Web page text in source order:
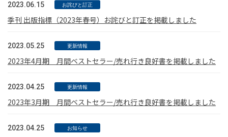
2023.06.15 お詫びと訂正
季刊 出版指標（2023年春号）お詫びと訂正を掲載しました
2023.05.25 更新情報
2023年4月期 月間ベストセラー/売れ行き良好書を掲載しました
2023.04.25 更新情報
2023年3月期 月間ベストセラー/売れ行き良好書を掲載しました
2023.04.25 お知らせ